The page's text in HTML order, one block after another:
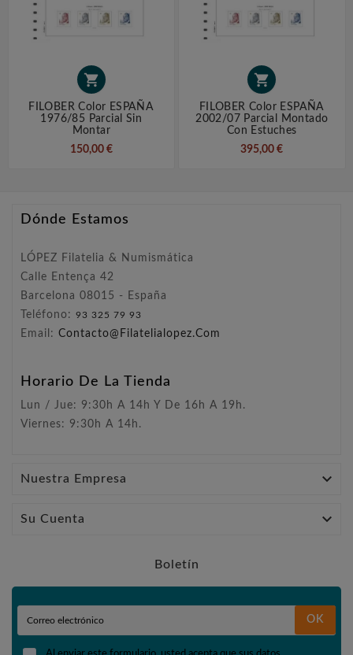

FILOBER Color ESPAÑA
1976/85 Parcial Sin
Montar
150,00 €

FILOBER Color ESPAÑA
2002/07 Parcial Montado
Con Estuches
395,00 €
Dónde Estamos
LÓPEZ Filatelia & Numismática
Calle Entença 42
Barcelona 08015 - España
Teléfono: 93 325 79 93
Email: Contacto@filatelialopez.com
Horario De La Tienda
Lun / Jue: 9:30h A 14h Y De 16h A 19h.
Viernes: 9:30h A 14h.
Nuestra Empresa 
Su Cuenta 
Boletín
OK